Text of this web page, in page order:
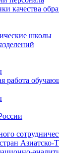
качества
школы
работа
Азиатско-